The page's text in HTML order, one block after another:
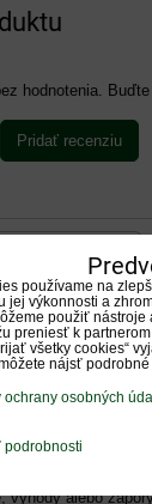
hodnotenia.
Pridať recenziu
výhody alebo
používame na
jej výkonnosti a
použiť nástroje
preniesť k
všetky cookies“
nájsť
ochrany osobných
podrobnosti